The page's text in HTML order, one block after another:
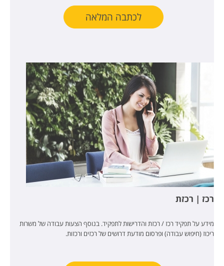
לכתבה המלאה
רכז | רכזת
מידע על תפקיד רכז / רכזת והדרישות לתפקיד. בנוסף הצעות עבודה של משרות
ריכוז (חיפוש עבודה) ופרסום מודעת דרושים של רכזים ורכזות.